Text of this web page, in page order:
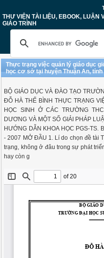
THƯ VIỆN TÀI LIỆU, EBOOK, LUẬN
GIÁO TRÌNH
Thực trạng việc quản lý giáo dục
học cơ sở tại huyện Thuận An,
BỘ GIÁO DỤC VÀ ĐÀO TẠO
ĐỖ HÀ THẾ BÌNH THỰC TRẠNG
HỌC SINH Ở CÁC TRƯỜNG
DƯƠNG VÀ MỘT SỐ GIẢI PHÁP
HƯỚNG DẪN KHOA HỌC PGS-TS.
- 2007 MỞ ĐẦU 1. Lí do chọn đề tài
trạng, không ở đâu trong sự phát
hay còn g